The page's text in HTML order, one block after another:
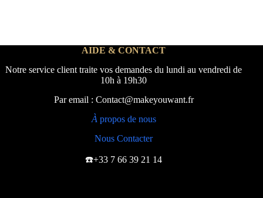
AIDE & CONTACT
Notre service client traite vos demandes du lundi au vendredi de
10h à 19h30
Par email : Contact@makeyouwant.fr
À propos de nous
Nous Contacter
☎️+33 7 66 39 21 14